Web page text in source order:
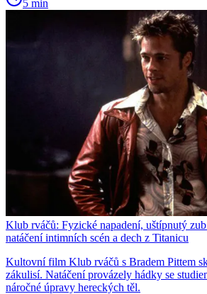
5 min
Klub rváčů: Fyzické napadení, uštípnutý
natáčení intimních scén a dech z Titanicu
Kultovní film Klub rváčů s Bradem Pittem
zákulisí. Natáčení provázely hádky se
náročné úpravy hereckých těl.